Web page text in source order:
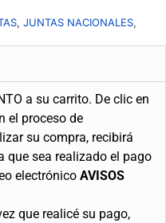
, JUNTAS NACIONALES,
a su carrito. De clic en
el proceso de
su compra, recibirá
que sea realizado el pago
electrónico AVISOS
que realicé su pago,